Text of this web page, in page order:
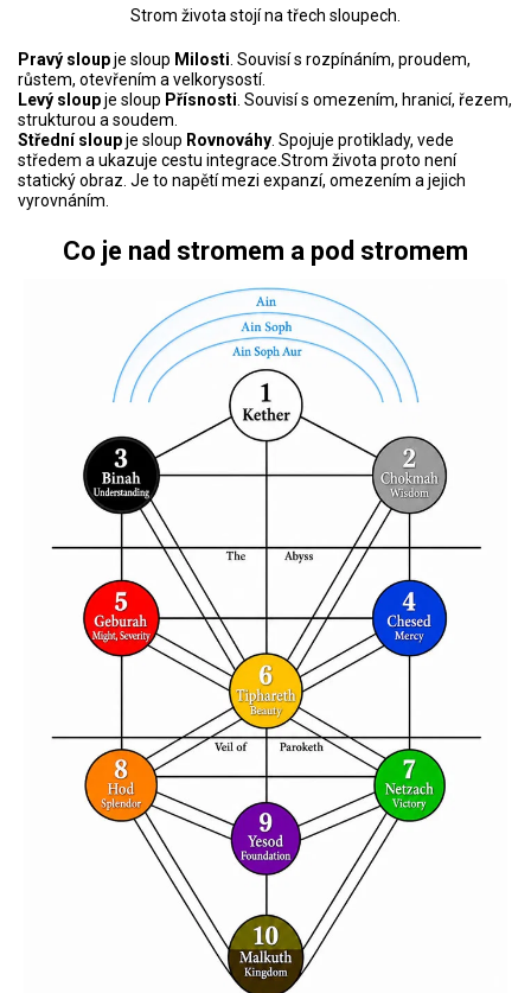
Strom života stojí na třech sloupech.
Pravý sloupje sloup Milosti. Souvisí s rozpínáním, proudem,
růstem, otevřením a velkorysostí.
Levý sloupje sloup Přísnosti. Souvisí s omezením, hranicí, řezem,
strukturou a soudem.
Střední sloupje sloup Rovnováhy. Spojuje protiklady, vede
středem a ukazuje cestu integrace.Strom života proto není
statický obraz. Je to napětí mezi expanzí, omezením a jejich
vyrovnáním.
Co je nad stromem a pod stromem